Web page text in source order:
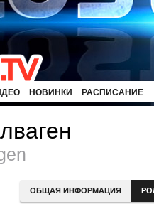
НОВИНКИ РАСПИСАНИЕ
ОБЩАЯ ИНФОРМАЦИЯ